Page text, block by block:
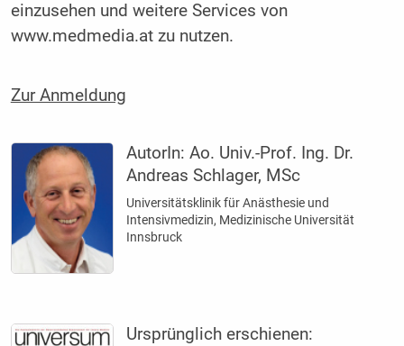
einzusehen und weitere Services von
www.medmedia.at zu nutzen.
Zur Anmeldung
AutorIn:Ao. Univ.-Prof. Ing. Dr.
Andreas Schlager, MSc
Universitätsklinik für Anästhesie und
Intensivmedizin, Medizinische Universität
Innsbruck
Ursprünglich erschienen: